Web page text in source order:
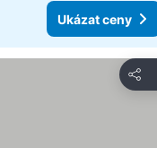
Ukázat ceny
Sdílet